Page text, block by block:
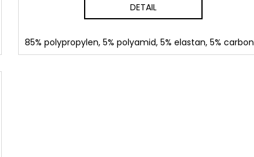
DETAIL
85% polypropylen, 5% polyamid, 5% elastan, 5% carbon